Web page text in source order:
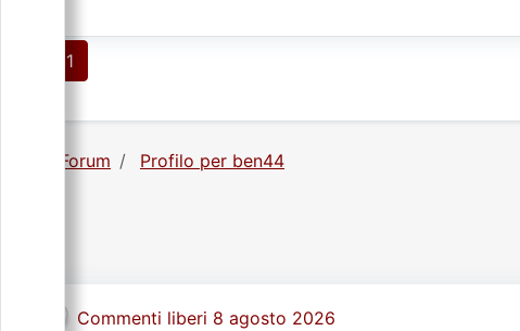
1
Forum Profilo per ben44
Commenti liberi 8 agosto 2026